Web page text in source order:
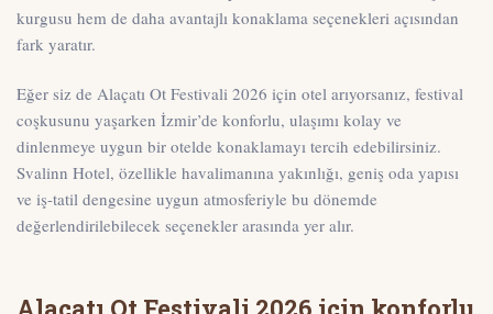
kurgusu hem de daha avantajlı konaklama seçenekleri açısından
fark yaratır.
Eğer siz de Alaçatı Ot Festivali 2026 için otel arıyorsanız, festival
coşkusunu yaşarken İzmir’de konforlu, ulaşımı kolay ve
dinlenmeye uygun bir otelde konaklamayı tercih edebilirsiniz.
Svalinn Hotel, özellikle havalimanına yakınlığı, geniş oda yapısı
ve iş-tatil dengesine uygun atmosferiyle bu dönemde
değerlendirilebilecek seçenekler arasında yer alır.
Alaçatı Ot Festivali 2026 için konforlu